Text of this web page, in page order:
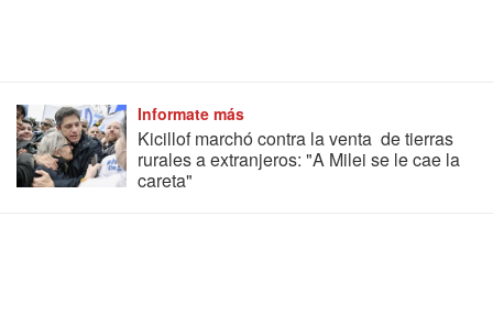
Informate más
Kicillof marchó contra la venta de tierras
rurales a extranjeros: "A Milei se le cae la
careta"